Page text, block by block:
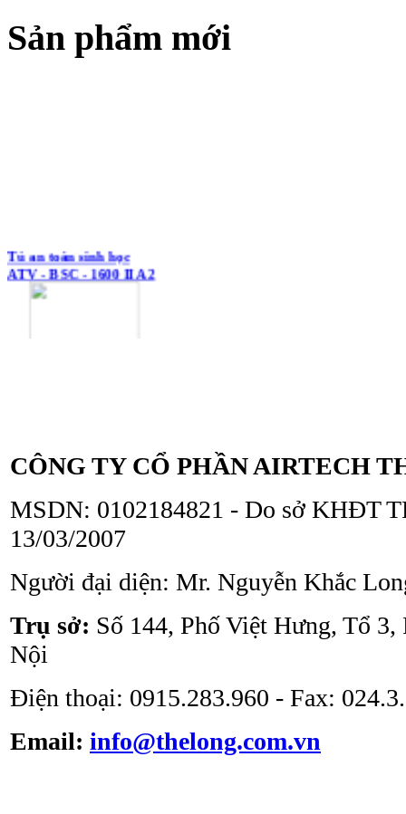
Sản phẩm mới
ATV - BSC - 1600 II A2
Tủ an toàn sinh học
CÔNG TY CỔ PHẦN AIRTECH
MSDN: 0102184821 - Do sở KHĐT
13/03/2007
Người đại diện: Mr. Nguyễn Khắc
Trụ sở: Số 144, Phố Việt Hưng, Tổ
Nội
Điện thoại: 0915.283.960 - Fax:
Email: info@thelong.com.vn